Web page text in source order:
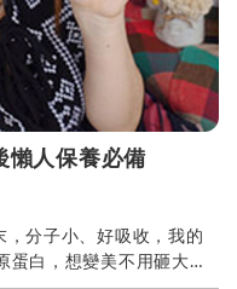
懶人保養必備
，分子小、好吸收，我的
蛋白，想變美不用砸大